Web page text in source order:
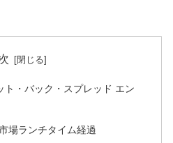
・バック・スプレッド エン
場ランチタイム経過